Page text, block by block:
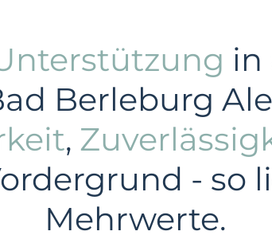
in
Berleburg
,
- so
Mehrwerte.